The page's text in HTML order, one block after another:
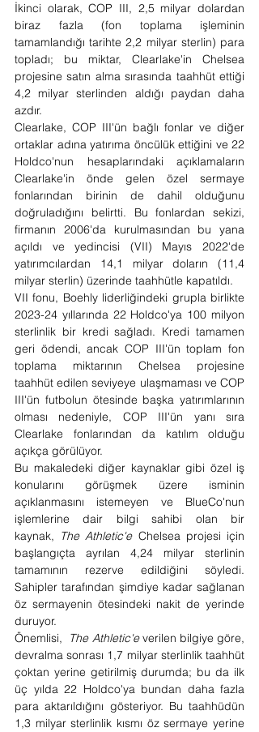
İkinci olarak, COP III, 2,5 milyar dolardan
biraz fazla (fon toplama işleminin
tamamlandığı tarihte 2,2 milyar sterlin) para
topladı; bu miktar, Clearlake'in Chelsea
projesine satın alma sırasında taahhüt ettiği
4,2 milyar sterlinden aldığı paydan daha
azdır.
Clearlake, COP III'ün bağlı fonlar ve diğer
ortaklar adına yatırıma öncülük ettiğini ve 22
Holdco'nun hesaplarındaki açıklamaların
Clearlake'in önde gelen özel sermaye
fonlarından birinin de dahil olduğunu
doğruladığını belirtti. Bu fonlardan sekizi,
firmanın 2006'da kurulmasından bu yana
açıldı ve yedincisi (VII) Mayıs 2022'de
yatırımcılardan 14,1 milyar doların (11,4
milyar sterlin) üzerinde taahhütle kapatıldı.
VII fonu, Boehly liderliğindeki grupla birlikte
2023-24 yıllarında 22 Holdco'ya 100 milyon
sterlinlik bir kredi sağladı. Kredi tamamen
geri ödendi, ancak COP III'ün toplam fon
toplama miktarının Chelsea projesine
taahhüt edilen seviyeye ulaşmaması ve COP
III'ün futbolun ötesinde başka yatırımlarının
olması nedeniyle, COP III'ün yanı sıra
Clearlake fonlarından da katılım olduğu
açıkça görülüyor.
Bu makaledeki diğer kaynaklar gibi özel iş
konularını görüşmek üzere isminin
açıklanmasını istemeyen ve BlueCo'nun
işlemlerine dair bilgi sahibi olan bir
kaynak, The Athletic'e Chelsea projesi için
başlangıçta ayrılan 4,24 milyar sterlinin
tamamının rezerve edildiğini söyledi.
Sahipler tarafından şimdiye kadar sağlanan
öz sermayenin ötesindeki nakit de yerinde
duruyor.
Önemlisi, The Athletic'e verilen bilgiye göre,
devralma sonrası 1,7 milyar sterlinlik taahhüt
çoktan yerine getirilmiş durumda; bu da ilk
üç yılda 22 Holdco'ya bundan daha fazla
para aktarıldığını gösteriyor. Bu taahhüdün
1,3 milyar sterlinlik kısmı öz sermaye yerine